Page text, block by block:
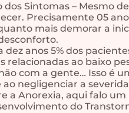
dos Sintomas – Mesmo
Precisamente 05
mais demorar a
dez anos 5% dos
relacionadas ao baixo
com a gente… Isso é
negligenciar a
a Anorexia, aqui falo
do